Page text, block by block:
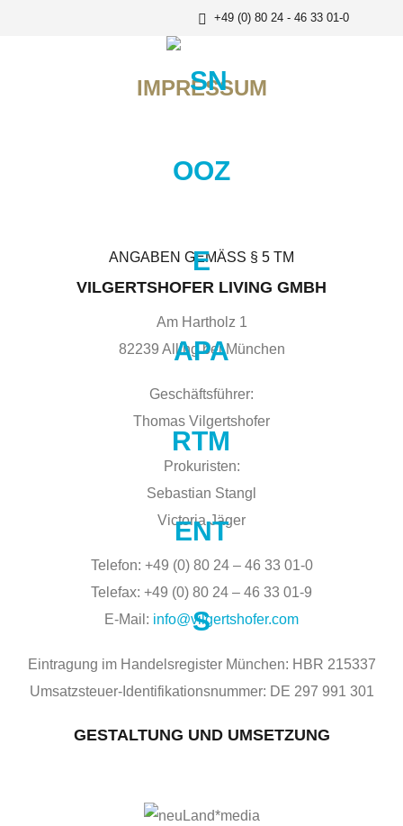
+49 (0) 80 24 - 46 33 01-0
IMPRESSUM
ANGABEN GEMÄSS § 5 TM
VILGERTSHOFER LIVING GMBH
Am Hartholz 1
82239 Alling bei München
Geschäftsführer:
Thomas Vilgertshofer
Prokuristen:
Sebastian Stangl
Victoria Jäger
Telefon: +49 (0) 80 24 – 46 33 01-0
Telefax: +49 (0) 80 24 – 46 33 01-9
E-Mail: info@vilgertshofer.com
Eintragung im Handelsregister München: HBR 215337
Umsatzsteuer-Identifikationsnummer: DE 297 991 301
GESTALTUNG UND UMSETZUNG